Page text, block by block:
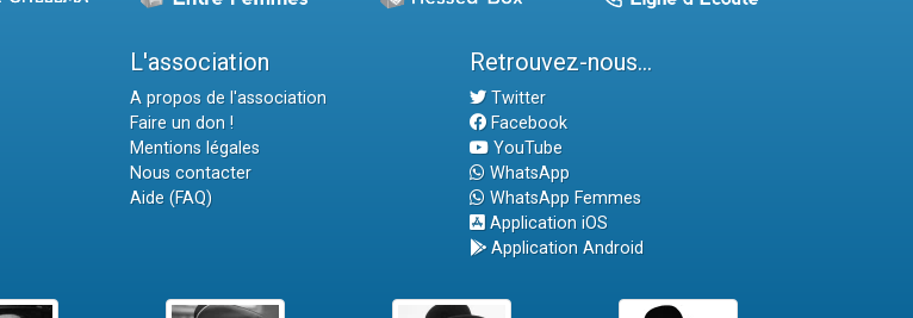
L'association
A propos de l'association
Faire un don !
Mentions légales
Nous contacter
Aide (FAQ)
Retrouvez-nous...
Twitter
Facebook
YouTube
WhatsApp
WhatsApp Femmes
Application iOS
Application Android